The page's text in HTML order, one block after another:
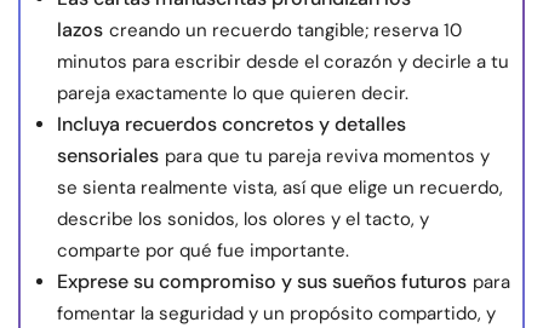
lazos creando un recuerdo tangible; reserva 10
minutos para escribir desde el corazón y decirle a tu
pareja exactamente lo que quieren decir.
Incluya recuerdos concretos y detalles
sensoriales para que tu pareja reviva momentos y
se sienta realmente vista, así que elige un recuerdo,
describe los sonidos, los olores y el tacto, y
comparte por qué fue importante.
Exprese su compromiso y sus sueños futuros para
fomentar la seguridad y un propósito compartido, y